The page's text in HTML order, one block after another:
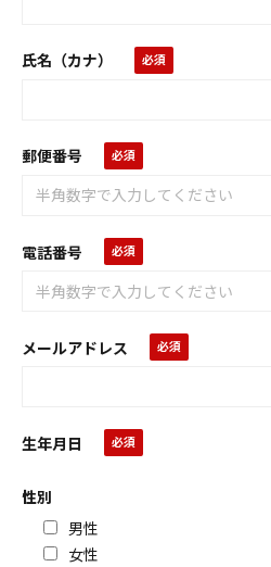
氏名（カナ）
郵便番号
電話番号
メールアドレス
生年月日
性別
男性
女性